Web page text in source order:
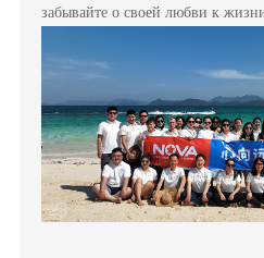
забывайте о своей любви к